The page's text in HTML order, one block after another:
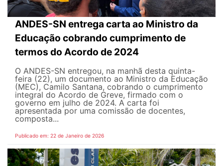
ANDES-SN entrega carta ao Ministro da
Educação cobrando cumprimento de
termos do Acordo de 2024
O ANDES-SN entregou, na manhã desta quinta-
feira (22), um documento ao Ministro da Educação
(MEC), Camilo Santana, cobrando o cumprimento
integral do Acordo de Greve, firmado com o
governo em julho de 2024. A carta foi
apresentada por uma comissão de docentes,
composta...
Publicado em: 22 de Janeiro de 2026